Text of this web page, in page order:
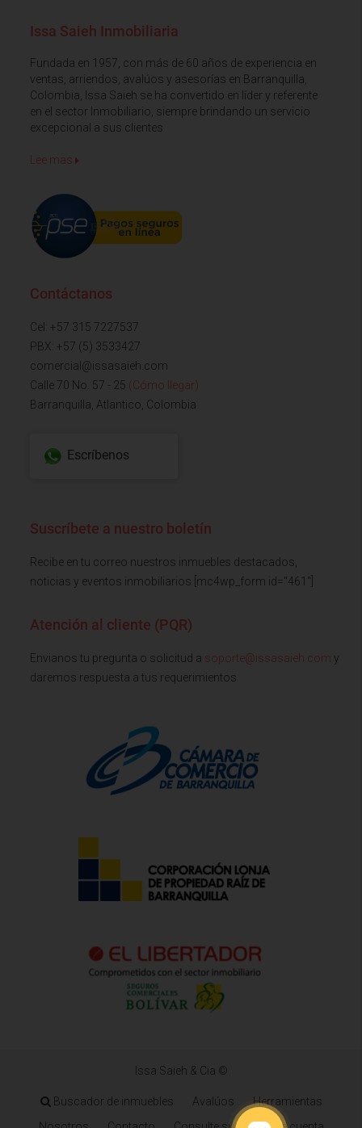
Issa Saieh Inmobiliaria
Fundada en 1957, con más de 60 años de experiencia en
ventas, arriendos, avalúos y asesorías en Barranquilla,
Colombia, Issa Saieh se ha convertido en líder y referente
en el sector Inmobiliario, siempre brindando un servicio
excepcional a sus clientes
Lee mas
Contáctanos
Cel: +57 315 7227537
PBX: +57 (5) 3533427
comercial@issasaieh.com
Calle 70 No. 57 - 25 (Cómo llegar)
Barranquilla, Atlantico, Colombia
Escríbenos
Suscríbete a nuestro boletín
Recibe en tu correo nuestros inmuebles destacados,
noticias y eventos inmobiliarios [mc4wp_form id="461"]
Atención al cliente (PQR)
Envianos tu pregunta o solicitud a soporte@issasaieh.com y
daremos respuesta a tus requerimientos
Issa Saieh & Cia ©
Buscador de inmuebles Avalúos
Herramientas